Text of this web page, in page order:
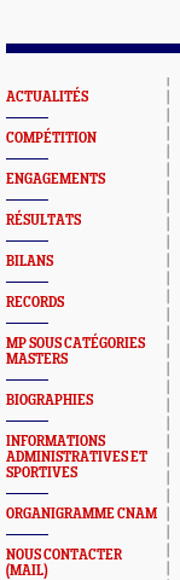
ACTUALITÉS
COMPÉTITION
ENGAGEMENTS
RÉSULTATS
BILANS
RECORDS
MP SOUS CATÉGORIES
MASTERS
BIOGRAPHIES
INFORMATIONS
ADMINISTRATIVES ET
SPORTIVES
ORGANIGRAMME CNAM
NOUS CONTACTER
(MAIL)